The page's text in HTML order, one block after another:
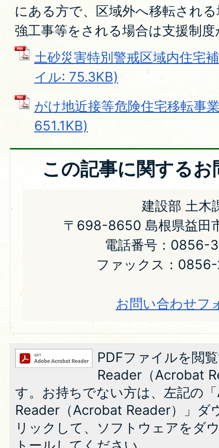
にある方で、区域外へ移転され
強工事等をされる場合は支援制
土砂災害特別警戒区域内住宅
イル: 75.3KB)
がけ地近接等危険住宅移転事
651.1KB)
この記事に関する
建設部 土木
〒698-8650 島根県益田
電話番号：0856-
ファックス：
お問い合わせフ
PDFファイルを閲
Reader（Acrobat
す。お持ちでない方は、左記の
Reader（Acrobat Reader）」ダ
リックして、ソフトウェアをダ